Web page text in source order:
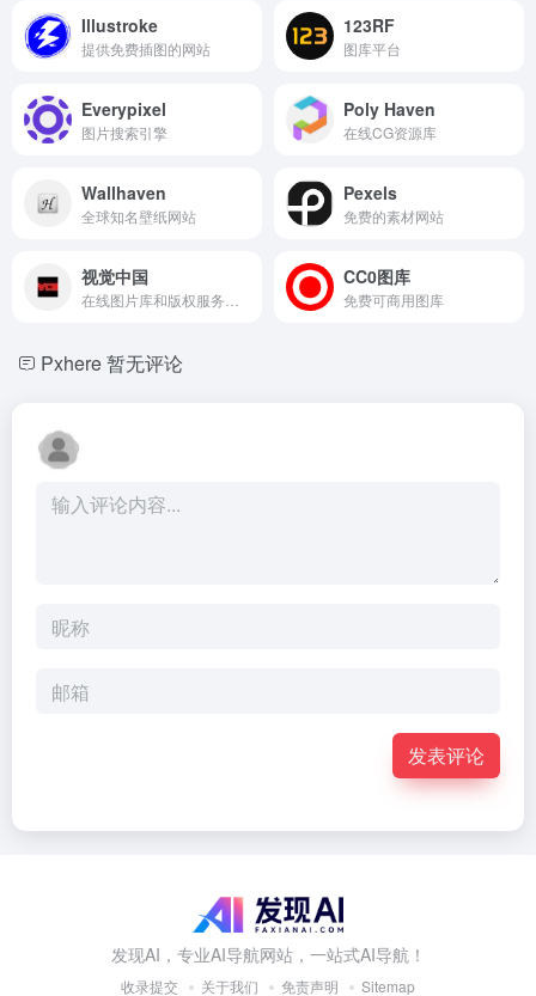
Illustroke
提供免费插图的网站
123RF
图库平台
Everypixel
图片搜索引擎
Poly Haven
在线CG资源库
Wallhaven
全球知名壁纸网站
Pexels
免费的素材网站
视觉中国 CC0图库
免费可商用图库
Pxhere暂无评论
发表评论
发现AI，专业AI导航网站，一站式AI导航！
收录提交 关于我们 免责声明 Sitemap